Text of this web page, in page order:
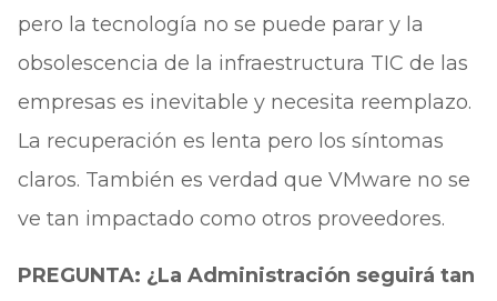
pero la tecnología no se puede parar y la
obsolescencia de la infraestructura TIC de las
empresas es inevitable y necesita reemplazo.
La recuperación es lenta pero los síntomas
claros. También es verdad que VMware no se
ve tan impactado como otros proveedores.
PREGUNTA: ¿La Administración seguirá tan